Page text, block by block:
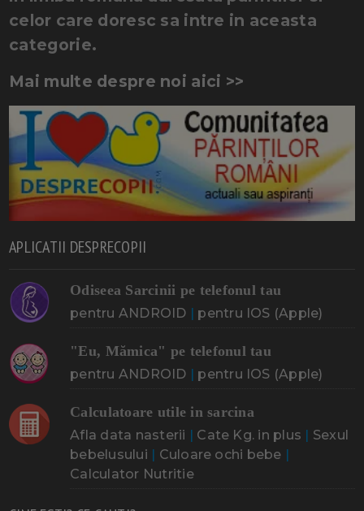
celor care doresc sa intre in aceasta
categorie.
Mai multe despre noi aici >>
APLICATII DESPRECOPII
Odiseea Sarcinii pe telefonul tau
pentru ANDROID | pentru IOS (Apple)
"Eu, Mămica" pe telefonul tau
pentru ANDROID | pentru IOS (Apple)
Calculatoare utile in sarcina
Afla data nasterii | Cate Kg. in plus | Sexul
bebelusului | Culoare ochi bebe |
Calculator Nutritie